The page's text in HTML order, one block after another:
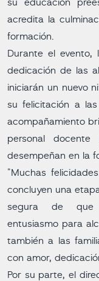
su educación
acredita la
formación.
Durante el evento,
dedicación de las
iniciarán un nuevo
su felicitación a
acompañamiento
personal
desempeñan en la
"Muchas
concluyen una
segura de que
entusiasmo para
también a las
con amor,
Por su parte, el